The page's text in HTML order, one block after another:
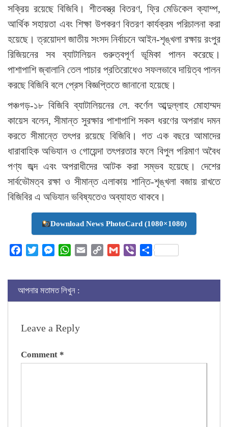
সক্রিয় রয়েছে বিজিবি। শীতবস্ত্র বিতরণ, ফ্রি মেডিকেল ক্যাম্প,
আর্থিক সহায়তা এবং শিক্ষা উপকরণ বিতরণ কার্যক্রম পরিচালনা করা
হয়েছে। ত্রয়োদশ জাতীয় সংসদ নির্বাচনে আইন-শৃঙ্খলা রক্ষায় রংপুর
রিজিয়নের সব ব্যাটালিয়ন গুরুত্বপূর্ণ ভূমিকা পালন করেছে।
পাশাপাশি জ্বালানি তেল পাচার প্রতিরোধেও সফলভাবে দায়িত্ব পালন
করছে বিজিবি বলে প্রেস বিজ্ঞপ্তিতে জানানো হয়েছে।
পঞ্চগড়-১৮ বিজিবি ব্যাটালিয়নের লে. কর্ণেল আব্দুল্লাহ মোহাম্মদ
কায়েস বলেন, সীমান্ত সুরক্ষার পাশাপাশি সকল ধরণের অপরাধ দমন
করতে সীমান্তে তৎপর রয়েছে বিজিবি। গত এক বছরে আমাদের
ধারাবাহিক অভিযান ও গোয়েন্দা তৎপরতার ফলে বিপুল পরিমাণ অবৈধ
পণ্য জব্দ এবং অপরাধীদের আটক করা সম্ভব হয়েছে। দেশের
সার্বভৌমত্ব রক্ষা ও সীমান্ত এলাকায় শান্তি-শৃঙ্খলা বজায় রাখতে
বিজিবির এ অভিযান ভবিষ্যতেও অব্যাহত থাকবে।
Download News PhotoCard (1080×1080)
Facebook
TwitterMessengerWhatsApp
Email
Copy
Gmail ViberShare
আপনার মতামত লিখুন :
Leave a Reply
Comment *